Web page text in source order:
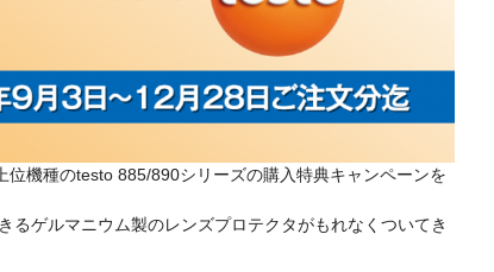
機種のtesto 885/890シリーズの購入特典キャンペーンを
ゲルマニウム製のレンズプロテクタがもれなくついてき